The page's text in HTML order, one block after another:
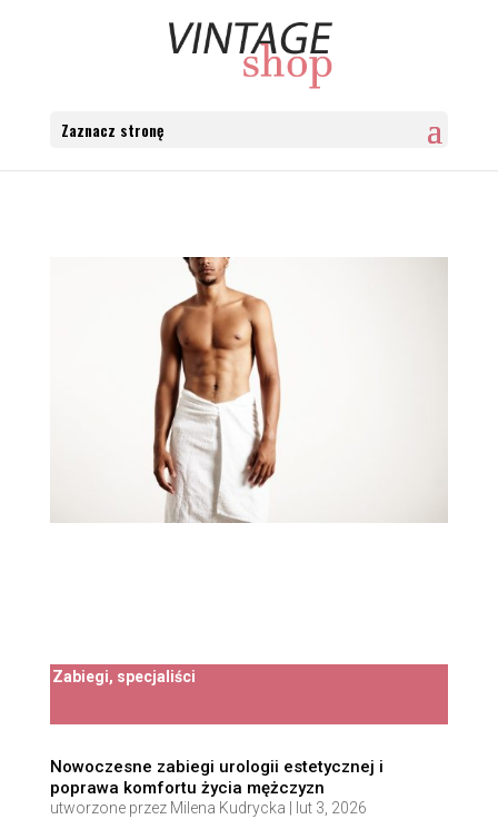
Zaznacz stronę
Zabiegi, specjaliści
Nowoczesne zabiegi urologii estetycznej i
poprawa komfortu życia mężczyzn
utworzone przez Milena Kudrycka lut 3, 2026